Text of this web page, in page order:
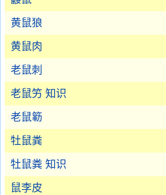
黄鼠狼
黄鼠肉
老鼠刺
老鼠竻 知识
老鼠簕
牡鼠粪
牡鼠粪 知识
鼠李皮